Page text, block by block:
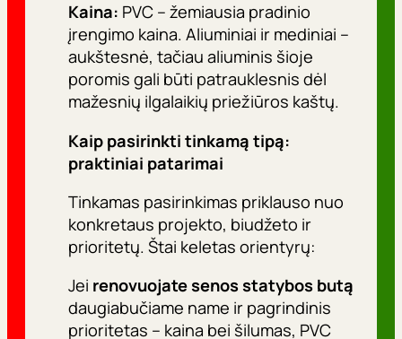
Kaina: PVC – žemiausia pradinio
įrengimo kaina. Aliuminiai ir mediniai –
aukštesnė, tačiau aliuminis šioje
poromis gali būti patrauklesnis dėl
mažesnių ilgalaikių priežiūros kaštų.
Kaip pasirinkti tinkamą tipą:
praktiniai patarimai
Tinkamas pasirinkimas priklauso nuo
konkretaus projekto, biudžeto ir
prioritetų. Štai keletas orientyrų:
Jei renovuojate senos statybos butą
daugiabučiame name ir pagrindinis
prioritetas – kaina bei šilumas, PVC